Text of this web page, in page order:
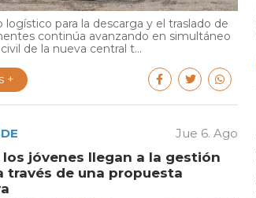
logístico para la descarga y el traslado de
continúa avanzando en simultáneo
de la nueva central t...
+
Jue 6. Ago
los jóvenes llegan a la gestión
través de una propuesta